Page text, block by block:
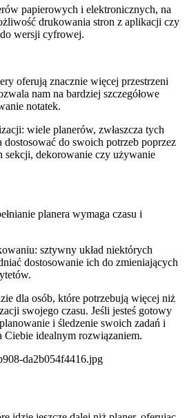
papierowych i elektronicznych, na
drukowania stron z aplikacji czy
wersji cyfrowej.
oferują znacznie więcej przestrzeni
nam na bardziej szczegółowe
notatek.
wiele planerów, zwłaszcza tych
dostosować do swoich potrzeb poprzez
sekcji, dekorowanie czy używanie
planera wymaga czasu i
sztywny układ niektórych
dostosowanie ich do zmieniających
dla osób, które potrzebują więcej niż
swojego czasu. Jeśli jesteś gotowy
i śledzenie swoich zadań i
Ciebie idealnym rozwiązaniem.